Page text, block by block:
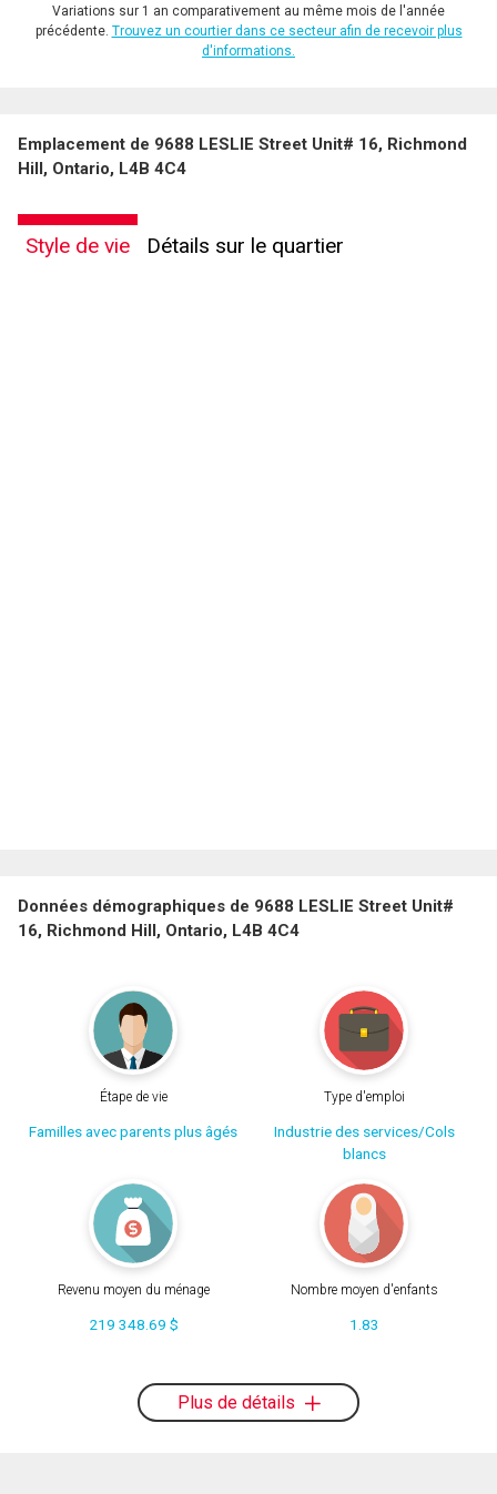
Variations sur 1 an comparativement au même mois de l'année
précédente. Trouvez un courtier dans ce secteur afin de recevoir plus
d'informations.
Emplacement de 9688 LESLIE Street Unit# 16, Richmond
Hill, Ontario, L4B 4C4
Style de vie Détails sur le quartier
Données démographiques de 9688 LESLIE Street Unit#
16, Richmond Hill, Ontario, L4B 4C4
Étape de vie
Familles avec parents plus âgés
Type d'emploi
Industrie des services/Cols
blancs
Revenu moyen du ménage
219 348.69 $
Nombre moyen d'enfants
1.83
Plus de détails